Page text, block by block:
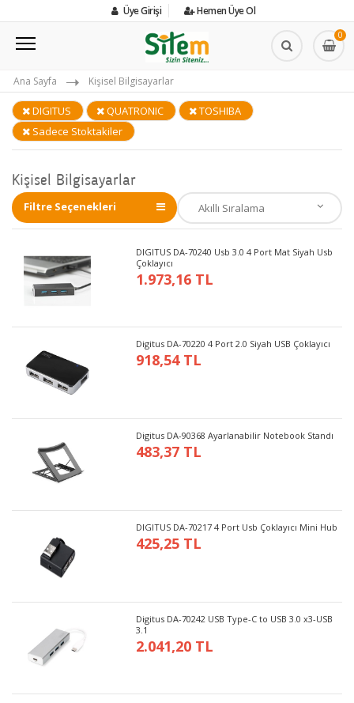
Üye Girişi Hemen Üye Ol
0
Ana Sayfa Kişisel Bilgisayarlar
DIGITUS QUATRONIC
TOSHIBA
Sadece Stoktakiler
Kişisel Bilgisayarlar
Filtre Seçenekleri
DIGITUS DA-70240 Usb 3.0 4 Port Mat Siyah Usb
Çoklayıcı
1.973,16 TL
Digitus DA-70220 4 Port 2.0 Siyah USB Çoklayıcı
918,54 TL
Digitus DA-90368 Ayarlanabilir Notebook Standı
483,37 TL
DIGITUS DA-70217 4 Port Usb Çoklayıcı Mini Hub
425,25 TL
Digitus DA-70242 USB Type-C to USB 3.0 x3-USB
3.1
2.041,20 TL